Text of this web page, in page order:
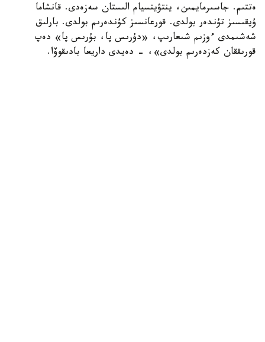
ەتتىم. جاسىرمايمىن، ينتۋيتسيام الىستان سەزەدى. قانشاما
ۇيقىسىز تۇندەر بولدى. قورعانسىز كۇندەرىم بولدى. بارلىق
شەشىمدى ءوزىم شىعارىپ، «دۇرىس پا، بۇرىس پا» دەپ
قورىققان كەزدەرىم بولدى»، - دەيدى داريعا بادىقوۆا.